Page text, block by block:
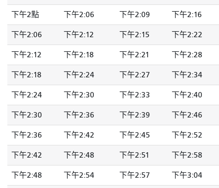
下午2點 下午2:06 下午2:09 下午2:16
下午2:06 下午2:12 下午2:15 下午2:22
下午2:12 下午2:18 下午2:21 下午2:28
下午2:18 下午2:24 下午2:27 下午2:34
下午2:24 下午2:30 下午2:33 下午2:40
下午2:30 下午2:36 下午2:39 下午2:46
下午2:36 下午2:42 下午2:45 下午2:52
下午2:42 下午2:48 下午2:51 下午2:58
下午2:48 下午2:54 下午2:57 下午3:04